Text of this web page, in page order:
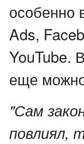
особенно
Ads,
YouTube.
еще
"Сам
повлиял,